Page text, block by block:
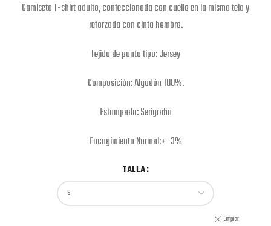
Camiseta T-shirt adulto, confeccionada con cuello en la misma tela y
reforzada con cinta hombro.
Tejido de punto tipo: Jersey
Composición: Algodón 100%.
Estampado: Serigrafia
Encogimiento Normal:+- 3%
TALLA
Limpiar